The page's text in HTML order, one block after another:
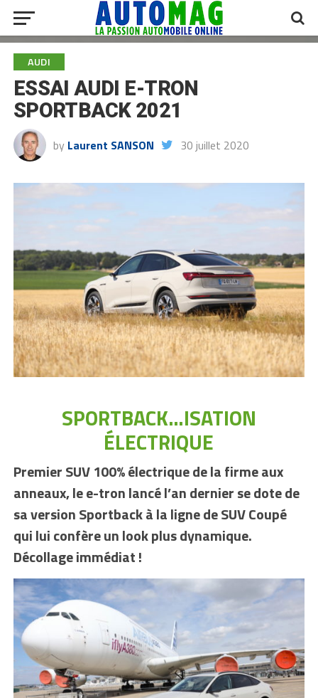
AUDI
ESSAI AUDI E-TRON
SPORTBACK 2021
by Laurent SANSON 30 juillet 2020
SPORTBACK…ISATION
ÉLECTRIQUE
Premier SUV 100% électrique de la firme aux
anneaux, le e-tron lancé l’an dernier se dote de
sa version Sportback à la ligne de SUV Coupé
qui lui confère un look plus dynamique.
Décollage immédiat !